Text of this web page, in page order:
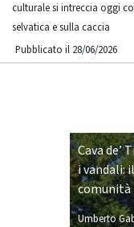
culturale si intreccia oggi
selvatica e sulla caccia
Pubblicato il 28/06/2026
Cava de’
i vandali:
comunità
Umberto